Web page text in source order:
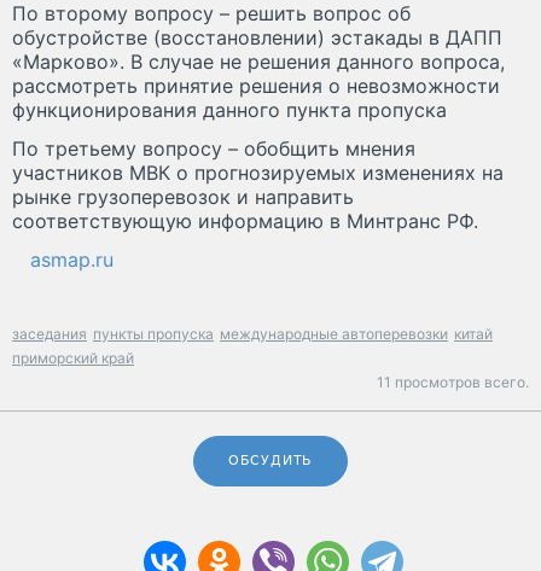
По второму вопросу – решить вопрос об
обустройстве (восстановлении) эстакады в ДАПП
«Марково». В случае не решения данного вопроса,
рассмотреть принятие решения о невозможности
функционирования данного пункта пропуска
По третьему вопросу – обобщить мнения
участников МВК о прогнозируемых изменениях на
рынке грузоперевозок и направить
соответствующую информацию в Минтранс РФ.
asmap.ru
заседания пункты пропуска международные автоперевозки китай
приморский край
11 просмотров всего.
ОБСУДИТЬ